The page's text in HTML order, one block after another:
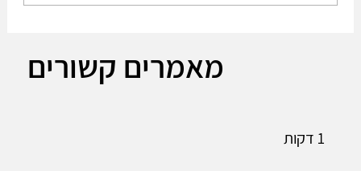
RADA part of integrated sensing strategy.
1 דקות
מאמרים קשורים